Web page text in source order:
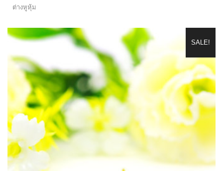
ต่างหูหุ้ม
SALE!